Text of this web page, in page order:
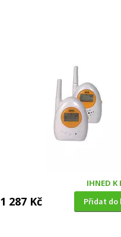
IHNED K
1 287 Kč Přidat do